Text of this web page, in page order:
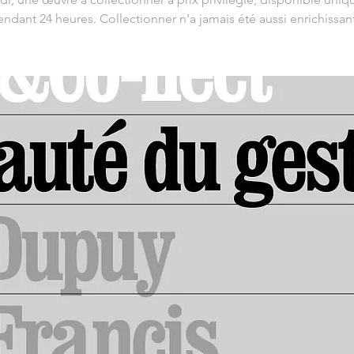
24 heures. Collectionner n'a jamais été aussi